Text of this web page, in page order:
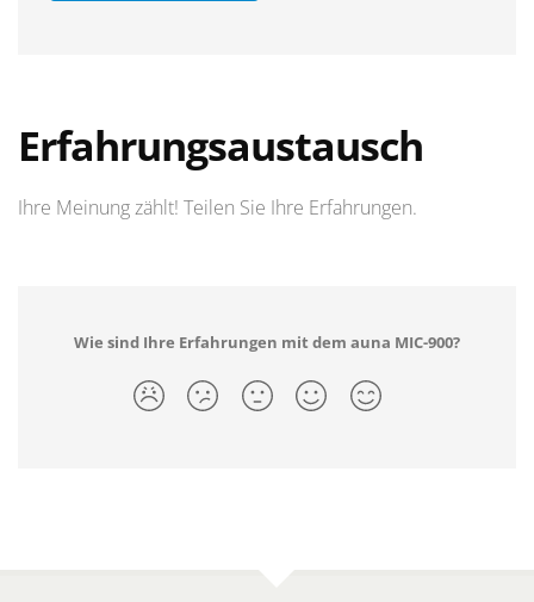
Erfahrungsaustausch
Ihre Meinung zählt! Teilen Sie Ihre Erfahrungen.
Wie sind Ihre Erfahrungen mit dem auna MIC-900?